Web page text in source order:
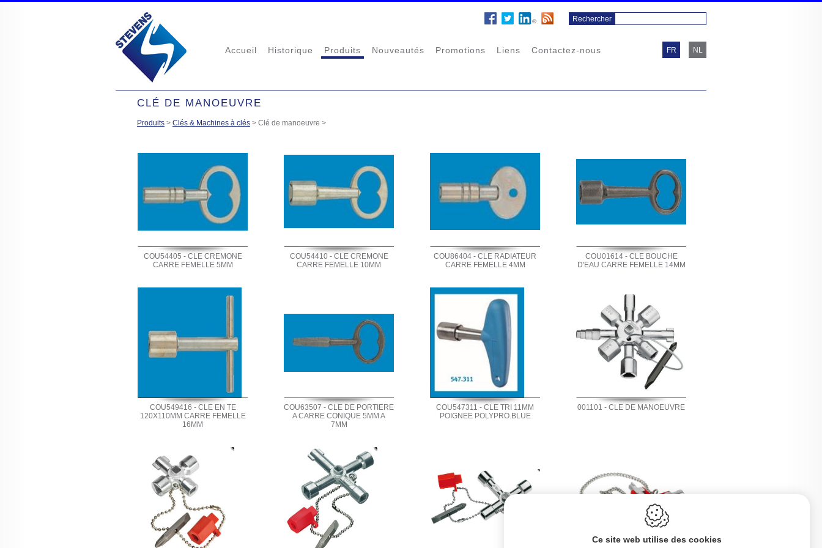
Accueil Historique Produits Nouveautés Promotions Liens Contactez-nous FR NL
CLÉ DE MANOEUVRE
Produits > Clés & Machines à clés > Clé de manoeuvre >
COU54405 - CLE CREMONE
CARRE FEMELLE 5MM
COU54410 - CLE CREMONE
CARRE FEMELLE 10MM
COU86404 - CLE RADIATEUR
CARRE FEMELLE 4MM
COU01614 - CLE BOUCHE
D'EAU CARRE FEMELLE 14MM
COU549416 - CLE EN TE
120X110MM CARRE FEMELLE
16MM
COU63507 - CLE DE PORTIERE
A CARRE CONIQUE 5MM A
7MM
COU547311 - CLE TRI 11MM
POIGNEE POLYPRO.BLUE
001101 - CLE DE MANOEUVRE
Ce site web utilise des cookies